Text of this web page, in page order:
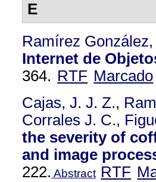
E
Ramírez González,
Internet de
364. RTF Marcado
Cajas, J. J. Z.,
Corrales J. C.,
the severity of
and image
222. Abstract RTF